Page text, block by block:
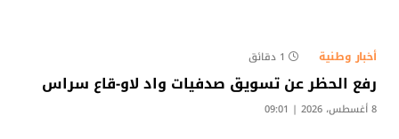
أخبار وطنية 1 دقائق
رفع الحظر عن تسويق صدفيات واد لاو-قاع سراس
8 أغسطس، 2026 | 09:01